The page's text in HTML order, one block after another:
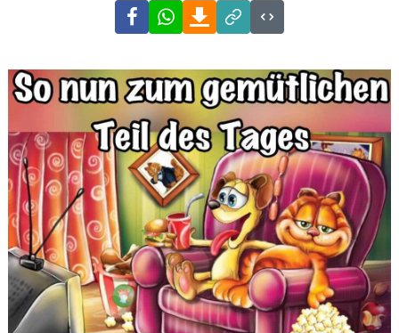
FacebookWhatsAppDownload
Link
Code